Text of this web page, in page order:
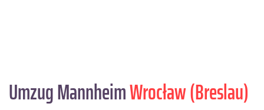
Umzug MannheimWrocław (Breslau)